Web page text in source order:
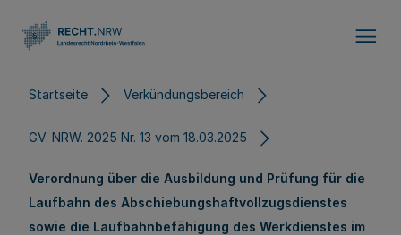
Startseite Verkündungsbereich
GV. NRW. 2025 Nr. 13 vom 18.03.2025
Verordnung über die Ausbildung und Prüfung für die
Laufbahn des Abschiebungshaftvollzugsdienstes
sowie die Laufbahnbefähigung des Werkdienstes im